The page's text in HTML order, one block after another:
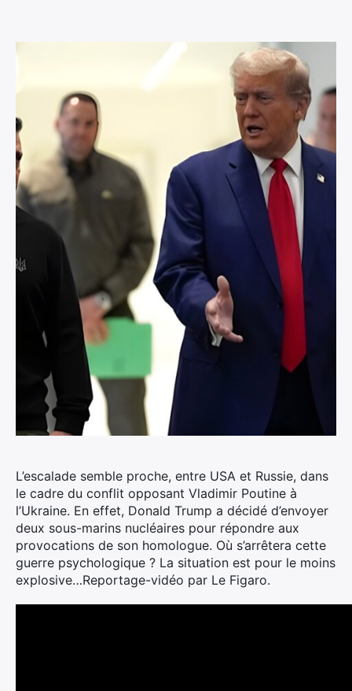
L’escalade semble proche, entre USA et Russie, dans
le cadre du conflit opposant Vladimir Poutine à
l’Ukraine. En effet, Donald Trump a décidé d’envoyer
deux sous-marins nucléaires pour répondre aux
provocations de son homologue. Où s’arrêtera cette
guerre psychologique ? La situation est pour le moins
explosive…Reportage-vidéo par Le Figaro.